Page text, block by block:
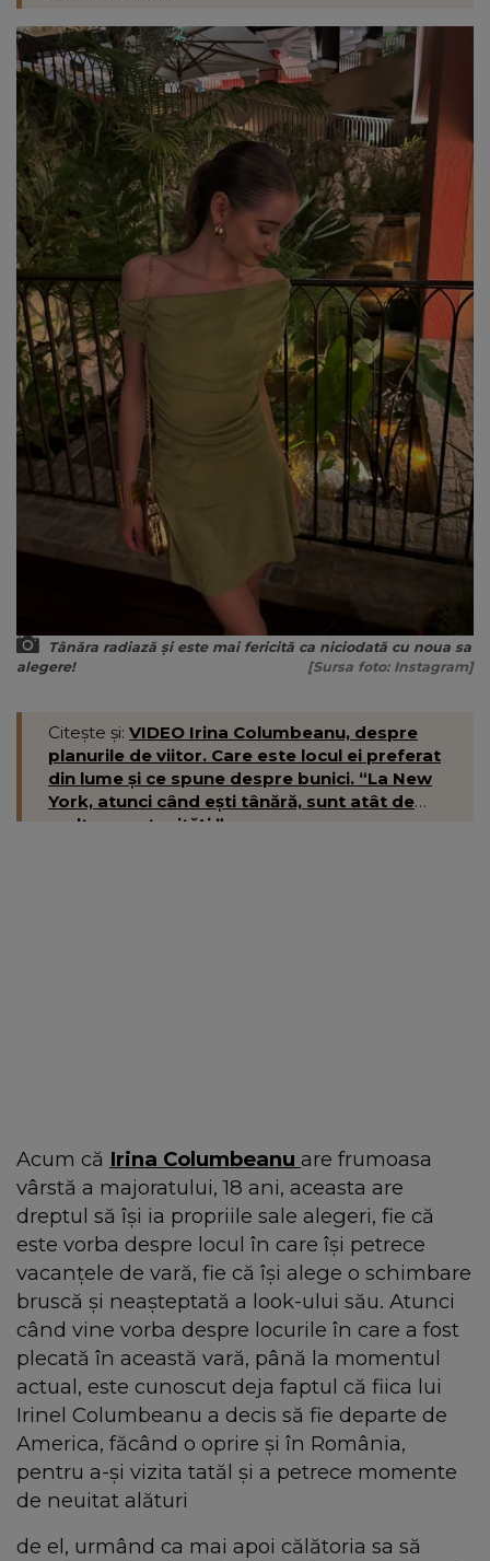
Tânăra radiază și este mai fericită ca niciodată cu noua sa
alegere!
[Sursa foto: Instagram]
Citește și: VIDEO Irina Columbeanu, despre
planurile de viitor. Care este locul ei preferat
din lume și ce spune despre bunici. “La New
York, atunci când ești tânără, sunt atât de
multe oportunități.”
Acum că Irina Columbeanu are frumoasa
vârstă a majoratului, 18 ani, aceasta are
dreptul să își ia propriile sale alegeri, fie că
este vorba despre locul în care își petrece
vacanțele de vară, fie că își alege o schimbare
bruscă și neașteptată a look-ului său. Atunci
când vine vorba despre locurile în care a fost
plecată în această vară, până la momentul
actual, este cunoscut deja faptul că fiica lui
Irinel Columbeanu a decis să fie departe de
America, făcând o oprire și în România,
pentru a-și vizita tatăl și a petrece momente
de neuitat alături
de el, urmând ca mai apoi călătoria sa să